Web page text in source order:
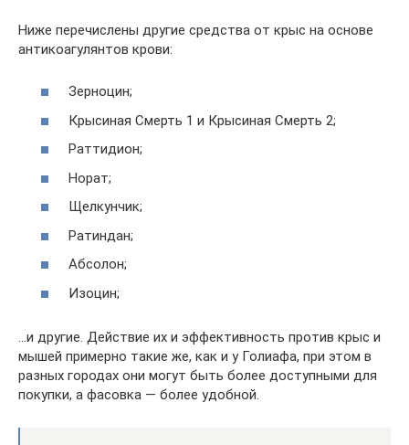
Ниже перечислены другие средства от крыс на основе
антикоагулянтов крови:
Зерноцин;
Крысиная Смерть 1 и Крысиная Смерть 2;
Раттидион;
Норат;
Щелкунчик;
Ратиндан;
Абсолон;
Изоцин;
…и другие. Действие их и эффективность против крыс и
мышей примерно такие же, как и у Голиафа, при этом в
разных городах они могут быть более доступными для
покупки, а фасовка — более удобной.